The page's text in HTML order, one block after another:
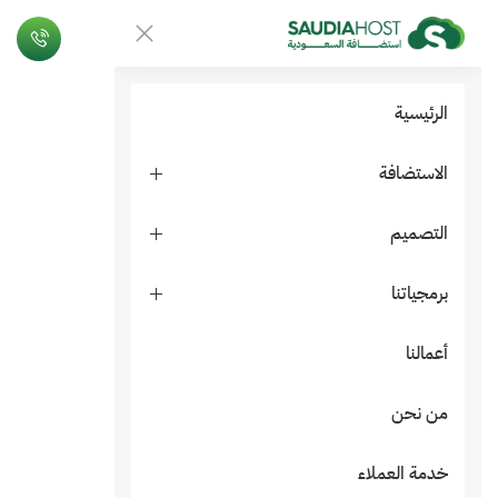
الرئيسية
الاستضافة
التصميم
برمجياتنا
أعمالنا
من نحن
خدمة العملاء